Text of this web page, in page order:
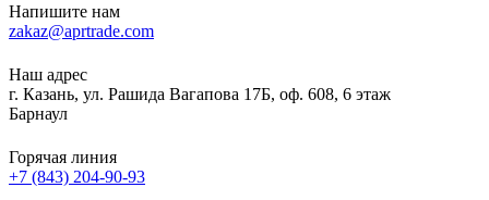
Напишите нам
zakaz@aprtrade.com
Наш адрес
г. Казань, ул. Рашида Вагапова 17Б, оф. 608, 6 этаж
Барнаул
Горячая линия
+7 (843) 204-90-93